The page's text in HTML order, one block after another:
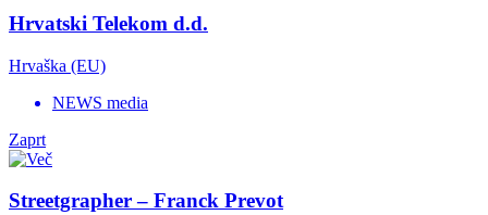
Hrvatski Telekom d.d.
Hrvaška (EU)
NEWS media
Zaprt
Streetgrapher – Franck Prevot